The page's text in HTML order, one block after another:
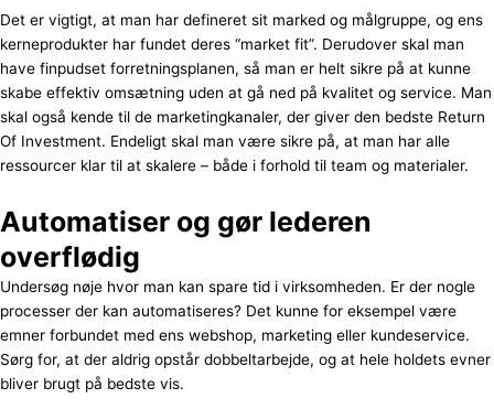
Det er vigtigt, at man har defineret sit marked og målgruppe, og ens
kerneprodukter har fundet deres “market fit”. Derudover skal man
have finpudset forretningsplanen, så man er helt sikre på at kunne
skabe effektiv omsætning uden at gå ned på kvalitet og service. Man
skal også kende til de marketingkanaler, der giver den bedste Return
Of Investment. Endeligt skal man være sikre på, at man har alle
ressourcer klar til at skalere – både i forhold til team og materialer.
Automatiser og gør lederen
overflødig
Undersøg nøje hvor man kan spare tid i virksomheden. Er der nogle
processer der kan automatiseres? Det kunne for eksempel være
emner forbundet med ens webshop, marketing eller kundeservice.
Sørg for, at der aldrig opstår dobbeltarbejde, og at hele holdets evner
bliver brugt på bedste vis.